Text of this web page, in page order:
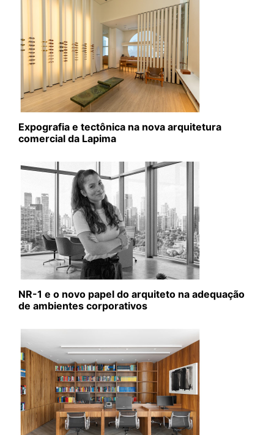
Expografia e tectônica na nova arquitetura
comercial da Lapima
NR-1 e o novo papel do arquiteto na adequação
de ambientes corporativos